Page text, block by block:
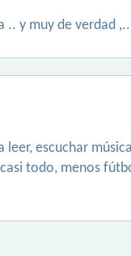
.. y muy de verdad
escuchar
todo, menos